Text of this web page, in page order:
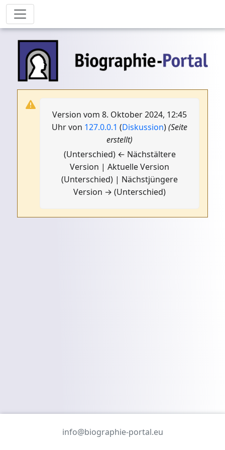
Version vom 8. Oktober 2024, 12:45
Uhr von 127.0.0.1 (Diskussion)(Seite
erstellt)
(Unterschied) ← Nächstältere
Version | Aktuelle Version
(Unterschied) | Nächstjüngere
Version → (Unterschied)
info@biographie-portal.eu